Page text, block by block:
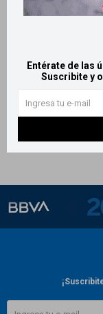
Entérate de las
Suscribite y